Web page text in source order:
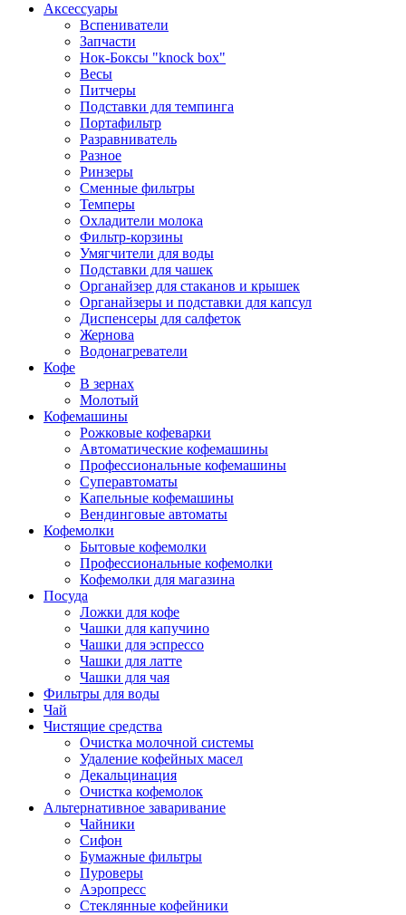
Аксессуары
Вспениватели
Запчасти
Нок-Боксы "knock box"
Весы
Питчеры
Подставки для темпинга
Портафильтр
Разравниватель
Разное
Ринзеры
Сменные фильтры
Темперы
Охладители молока
Фильтр-корзины
Умягчители для воды
Подставки для чашек
Органайзер для стаканов и крышек
Органайзеры и подставки для капсул
Диспенсеры для салфеток
Жернова
Водонагреватели
Кофе
В зернах
Молотый
Кофемашины
Рожковые кофеварки
Автоматические кофемашины
Профессиональные кофемашины
Суперавтоматы
Капельные кофемашины
Вендинговые автоматы
Кофемолки
Бытовые кофемолки
Профессиональные кофемолки
Кофемолки для магазина
Посуда
Ложки для кофе
Чашки для капучино
Чашки для эспрессо
Чашки для латте
Чашки для чая
Фильтры для воды
Чай
Чистящие средства
Очистка молочной системы
Удаление кофейных масел
Декальцинация
Очистка кофемолок
Альтернативное заваривание
Чайники
Сифон
Бумажные фильтры
Пуроверы
Аэропресс
Стеклянные кофейники